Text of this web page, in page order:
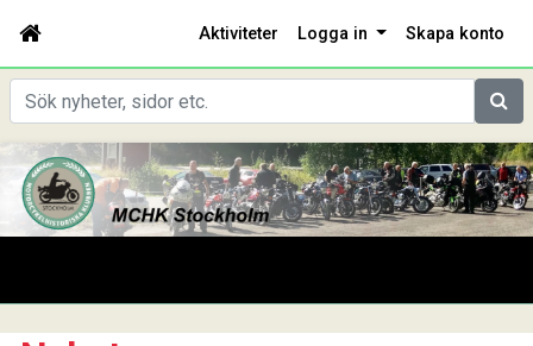
Aktiviteter Logga in Skapa konto
Sök